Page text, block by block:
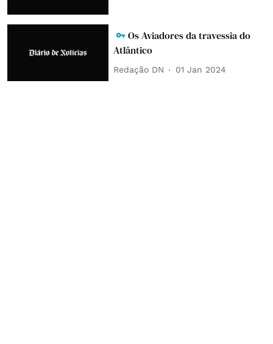
Os Aviadores da travessia do
Atlântico
Redação DN 01 Jan 2024